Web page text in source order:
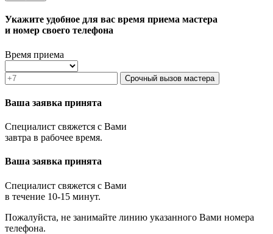
Укажите удобное для вас время приема мастера
и номер своего телефона
Время приема
Срочный вызов мастера
Ваша заявка принята
Специалист свяжется с Вами
завтра в рабочее время.
Ваша заявка принята
Специалист свяжется с Вами
в течение 10-15 минут.
Пожалуйста, не занимайте линию указанного Вами номера
телефона.